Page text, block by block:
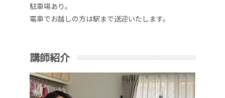
駐車場あり。
電車でお越しの方は駅まで送迎いたします。
講師紹介